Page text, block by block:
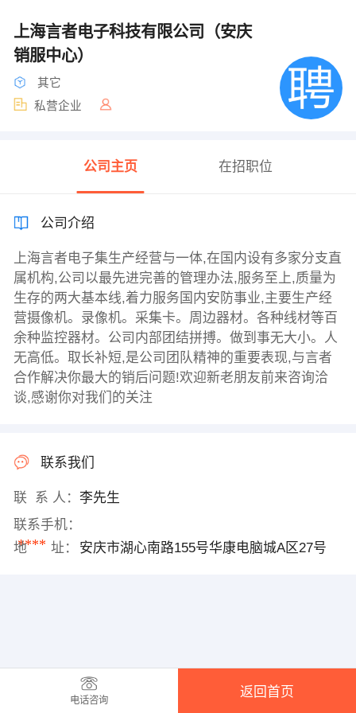
上海言者电子科技有限公司（安庆
销服中心）
其它
私营企业
公司主页 在招职位
公司介绍
上海言者电子集生产经营与一体,在国内设有多家分支直
属机构,公司以最先进完善的管理办法,服务至上,质量为
生存的两大基本线,着力服务国内安防事业,主要生产经
营摄像机。录像机。采集卡。周边器材。各种线材等百
余种监控器材。公司内部团结拼搏。做到事无大小。人
无高低。取长补短,是公司团队精神的重要表现,与言者
合作解决你最大的销后问题!欢迎新老朋友前来咨询洽
谈,感谢你对我们的关注
联系我们
联 系 人： 李先生
联系手机：
****
地 址： 安庆市湖心南路155号华康电脑城A区27号
电话咨询
返回首页